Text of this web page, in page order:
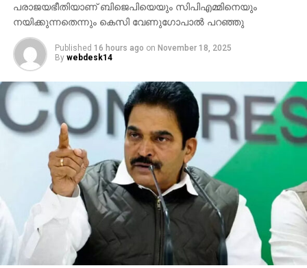
പരാജയഭീതിയാണ് ബിജെപിയെയും സിപിഎമ്മിനെയും
നയിക്കുന്നതെന്നും കെസി വേണുഗോപാല്‍ പറഞ്ഞു
Published 16 hours ago on November 18, 2025
By webdesk14